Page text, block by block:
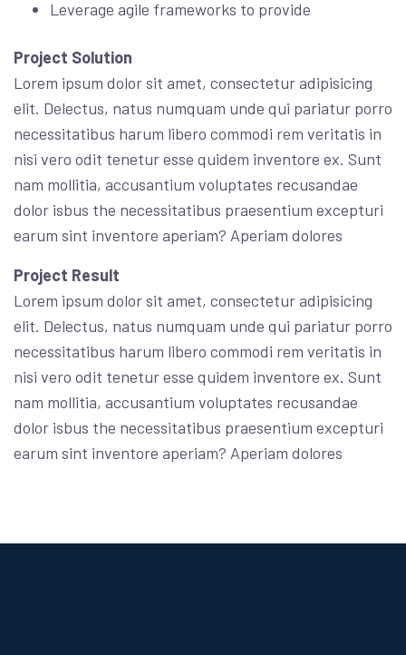
Leverage agile frameworks to provide
Project Solution
Lorem ipsum dolor sit amet, consectetur adipisicing
elit. Delectus, natus numquam unde qui pariatur porro
necessitatibus harum libero commodi rem veritatis in
nisi vero odit tenetur esse quidem inventore ex. Sunt
nam mollitia, accusantium voluptates recusandae
dolor isbus the necessitatibus praesentium excepturi
earum sint inventore aperiam? Aperiam dolores
Project Result
Lorem ipsum dolor sit amet, consectetur adipisicing
elit. Delectus, natus numquam unde qui pariatur porro
necessitatibus harum libero commodi rem veritatis in
nisi vero odit tenetur esse quidem inventore ex. Sunt
nam mollitia, accusantium voluptates recusandae
dolor isbus the necessitatibus praesentium excepturi
earum sint inventore aperiam? Aperiam dolores